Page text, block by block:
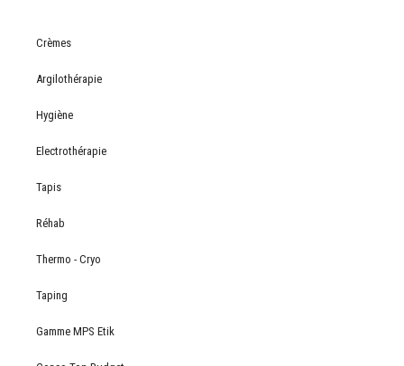
Crèmes
Argilothérapie
Hygiène
Electrothérapie
Tapis
Réhab
Thermo - Cryo
Taping
Gamme MPS Etik